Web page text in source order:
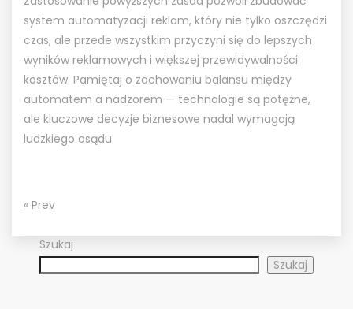
system automatyzacji reklam, który nie tylko oszczędzi
czas, ale przede wszystkim przyczyni się do lepszych
wyników reklamowych i większej przewidywalności
kosztów. Pamiętaj o zachowaniu balansu między
automatem a nadzorem — technologie są potężne,
ale kluczowe decyzje biznesowe nadal wymagają
ludzkiego osądu.
« Prev
Szukaj
Szukaj